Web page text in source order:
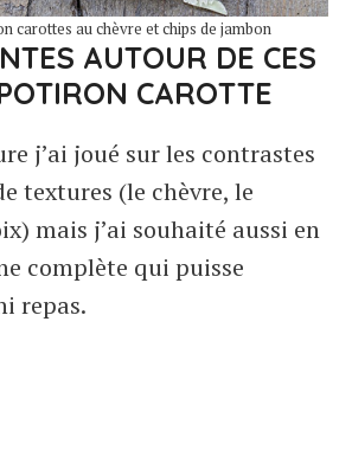
carottes au chèvre et chips de jambon
AUTOUR DE CES
CAROTTE
j’ai joué sur les contrastes
textures (le chèvre, le
mais j’ai souhaité aussi en
complète qui puisse
repas.